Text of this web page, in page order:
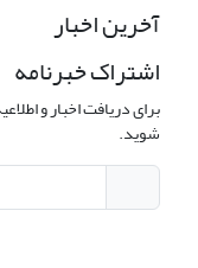
آخرین اخبار
اشتراک خبرنامه
برای دریافت اخبار و
شوید.